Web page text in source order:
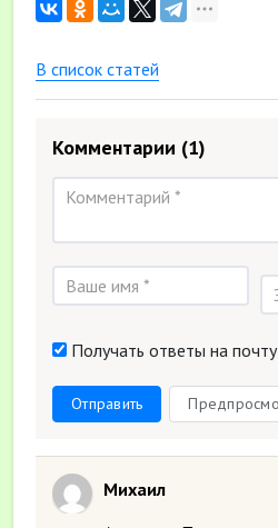
В список статей
Комментарии (1)
Получать ответы на почту
Отправить
Михаил